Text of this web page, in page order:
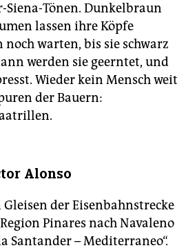
Siena-Tönen. Dunkelbraun
lassen ihre Köpfe
warten, bis sie schwarz
werden sie geerntet, und
Wieder kein Mensch weit
der Bauern:
Alonso
der Eisenbahnstrecke
Pinares nach Navaleno
Santander – Mediterraneo“.